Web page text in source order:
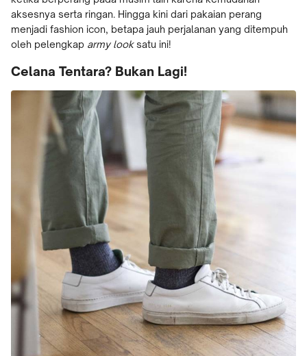
aksesnya serta ringan. Hingga kini dari pakaian perang
menjadi fashion icon, betapa jauh perjalanan yang ditempuh
oleh pelengkap army looksatu ini!
Celana Tentara? Bukan Lagi!